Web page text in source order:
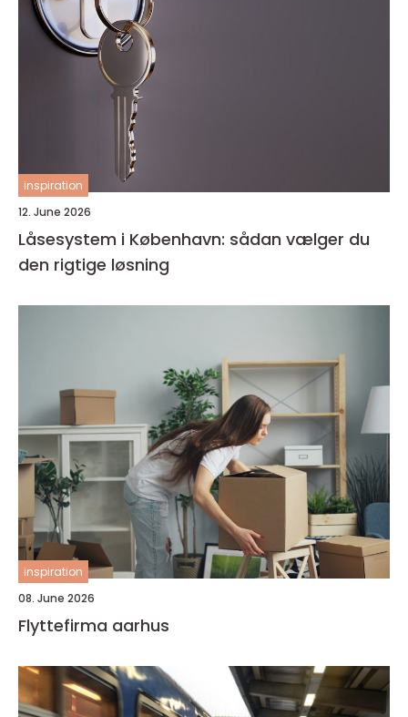
inspiration
12. June 2026
Låsesystem i København: sådan vælger du
den rigtige løsning
inspiration
08. June 2026
Flyttefirma aarhus